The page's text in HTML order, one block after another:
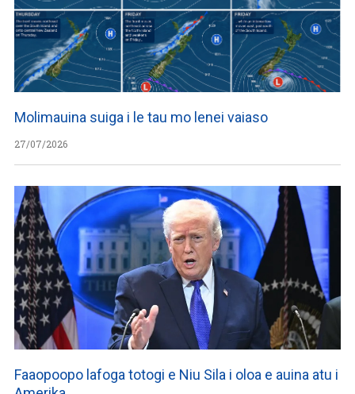
Molimauina suiga i le tau mo lenei vaiaso
27/07/2026
Faaopoopo lafoga totogi e Niu Sila i oloa e auina atu i